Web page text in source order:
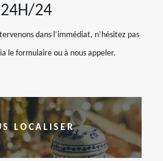
24H/24
dans l’immédiat, n’hésitez pas
le formulaire ou à nous appeler.
LOCALISER